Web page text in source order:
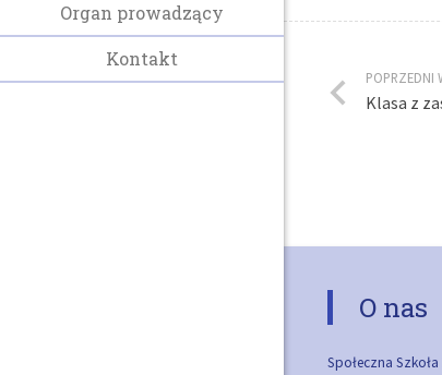
Organ prowadzący
Kontakt
POPRZEDNI
Klasa z
O nas
Społeczna